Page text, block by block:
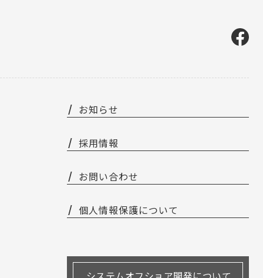
お知らせ
採用情報
お問い合わせ
個人情報保護について